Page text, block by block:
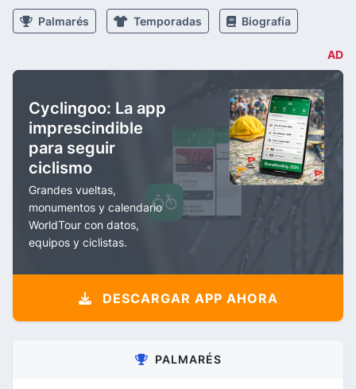
Palmarés Temporadas Biografía
AD
Cyclingoo: La app
imprescindible
para seguir
ciclismo
Grandes vueltas,
monumentos y calendario
WorldTour con datos,
equipos y ciclistas.
DESCARGAR APP AHORA
PALMARÉS